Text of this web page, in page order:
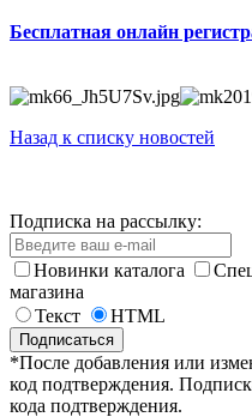
Бесплатная онлайн
Назад к списку новостей
Подписка на рассылку:
Новинки каталога
магазина
Текст
HTML
*После добавления или
код подтверждения.
кода подтверждения.